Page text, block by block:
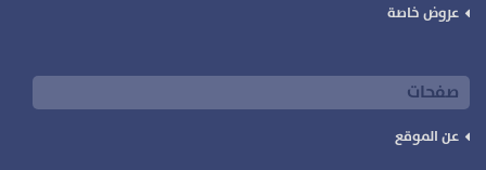
عروض خاصة
صفحات
عن الموقع